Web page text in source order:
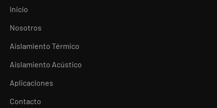
Inicio
Nosotros
Aislamiento Térmico
Aislamiento Acústico
Aplicaciones
Contacto